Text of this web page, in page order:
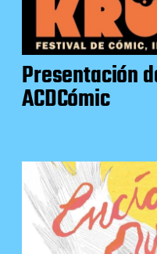
Presentación
ACDCómic